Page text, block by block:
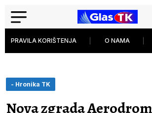
PRAVILA KORIŠTENJA O NAMA
- Hronika TK
Nova zgrada